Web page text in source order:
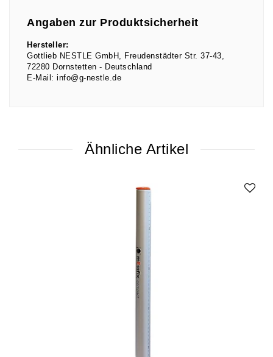
Angaben zur Produktsicherheit
Hersteller:
Gottlieb NESTLE GmbH
Freudenstädter Str. 37-43
72280 Dornstetten
Deutschland
E-Mail: info@g-nestle.de
Ähnliche Artikel